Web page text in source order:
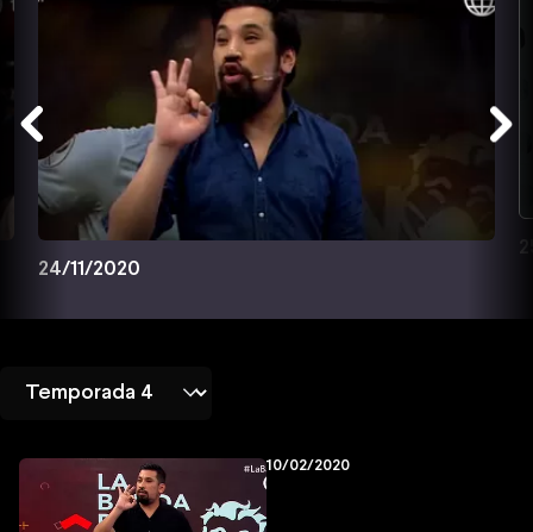
24/11/2020
10/02/2020